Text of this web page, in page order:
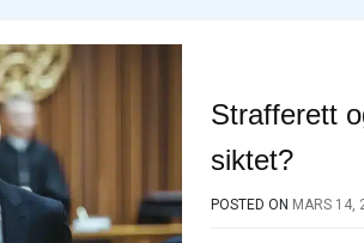
Strafferett
siktet?
POSTED ON MARS 14,